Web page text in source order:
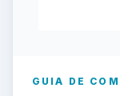
GUIA DE